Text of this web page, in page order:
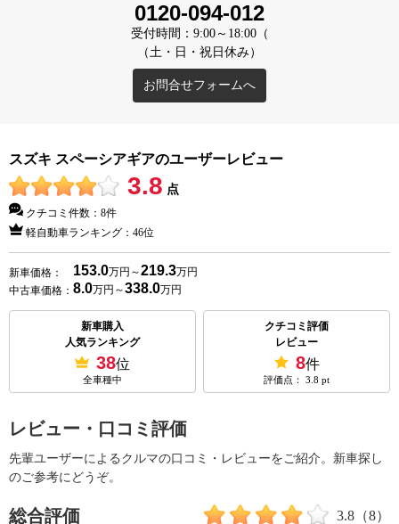
0120-094-012
受付時間：9:00～18:00（
（土・日・祝日休み）
お問合せフォームへ
スズキ スペーシアギアのユーザーレビュー
3.8 点
クチコミ件数： 8件
軽自動車ランキング： 46位
新車価格： 153.0万円～219.3万円
中古車価格： 8.0万円～338.0万円
新車購入
人気ランキング
38位
全車種中
クチコミ評価
レビュー
8件
評価点：3.8 pt
レビュー・口コミ評価
先輩ユーザーによるクルマの口コミ・レビューをご紹介。新車探し
のご参考にどうぞ。
総合評価 3.8 （8）